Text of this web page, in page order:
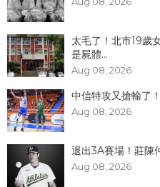
太毛了！北市19歲
是屍體...
Aug 08, 2026
中信特攻又搶輸了
Aug 08, 2026
退出3A賽場！莊陳
Aug 08, 2026